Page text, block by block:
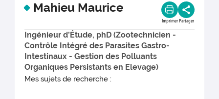
Mahieu Maurice
Imprimer Partager
Ingénieur d’Étude, phD (Zootechnicien -
Contrôle Intégré des Parasites Gastro-
Intestinaux - Gestion des Polluants
Organiques Persistants en Elevage)
Mes sujets de recherche :